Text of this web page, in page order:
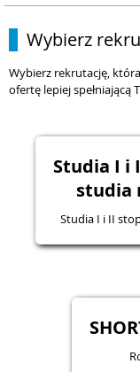
Wybierz
Wybierz rekrutację,
ofertę lepiej spełniającą
Studia I i
studia
Studia I i II